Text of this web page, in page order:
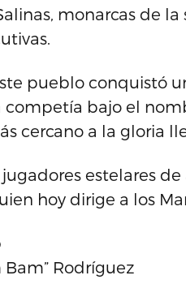
monarcas de
pueblo conquistó
competía bajo el
cercano a la gloria
estelares
hoy dirige a los
Rodríguez